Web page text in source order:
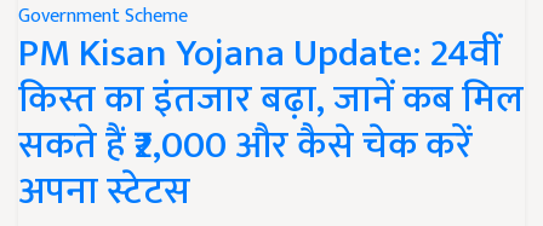
Government Scheme
PM Kisan Yojana Update: 24वीं
किस्त का इंतजार बढ़ा, जानें कब मिल
सकते हैं ₹2,000 और कैसे चेक करें
अपना स्टेटस